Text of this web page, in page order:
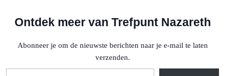
Ontdek meer van Trefpunt Nazareth
Abonneer je om de nieuwste berichten naar je e-mail te laten
verzenden.
Typ je e-mail...